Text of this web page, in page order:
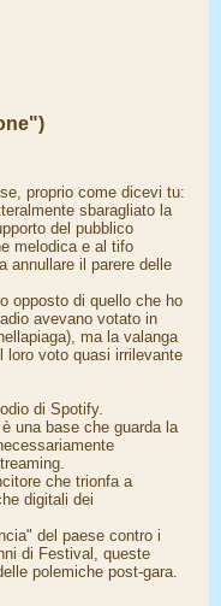
proprio come dicevi tu:
sbaragliato la
del pubblico
melodica e al tifo
annullare il parere delle
opposto di quello che ho
avevano votato in
ma la valanga
loro voto quasi irrilevante
di Spotify.
una base che guarda la
che trionfa a
digitali dei
del paese contro i
di Festival, queste
polemiche post-gara.